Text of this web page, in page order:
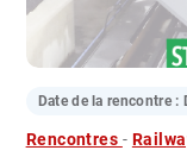
Date de la rencontre :
Rencontres -